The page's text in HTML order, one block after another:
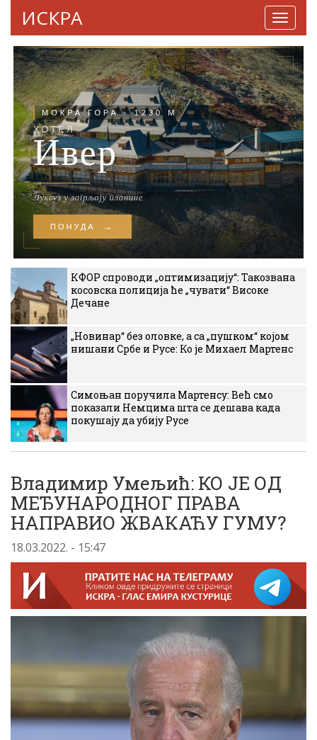
ИСКРА
КФОР спроводи „оптимизацију“: Такозвана
косовска полиција ће „чувати“ Високе
Дечане
„Новинар“ без оловке, а са „пушком“ којом
нишани Србе и Русе: Ко је Михаел Мартенс
Симоњан поручила Мартенсу: Већ смо
показали Немцима шта се дешава када
покушају да убију Русе
Владимир Умељић: КО ЈЕ ОД
МЕЂУНАРОДНОГ ПРАВА
НАПРАВИО ЖВАКАЋУ ГУМУ?
18.03.2022. - 15:47